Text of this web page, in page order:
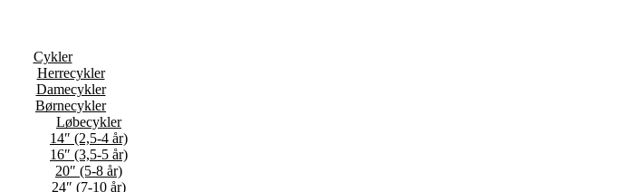
Cykler
Herrecykler
Damecykler
Børnecykler
Løbecykler
14″ (2,5-4 år)
16″ (3,5-5 år)
20″ (5-8 år)
24″ (7-10 år)